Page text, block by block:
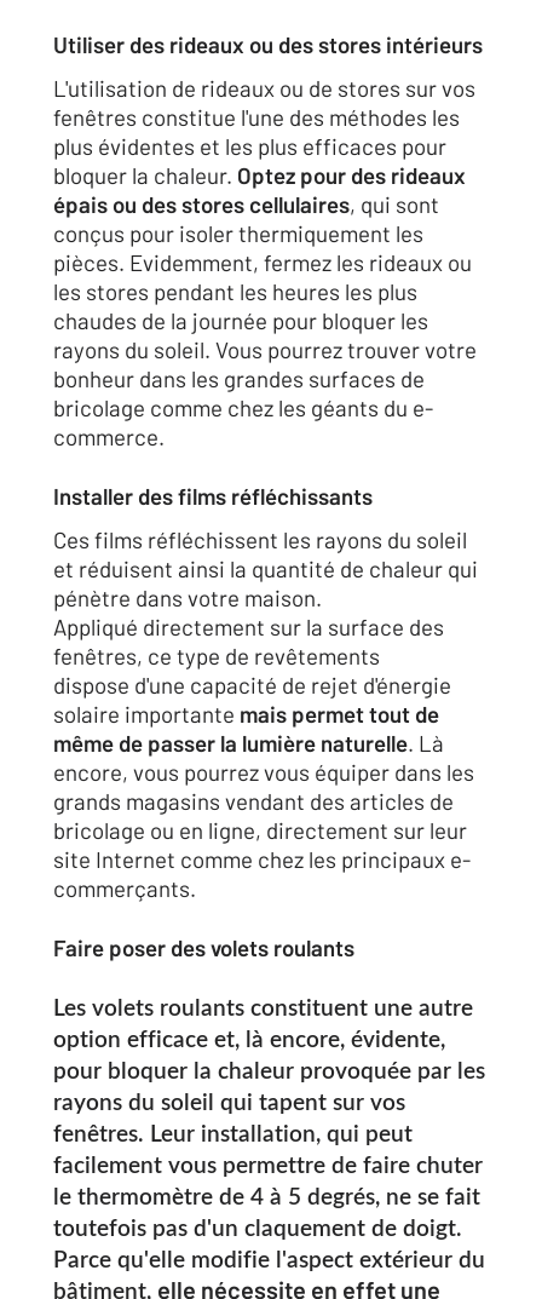
Utiliser des rideaux ou des stores intérieurs
L'utilisation de rideaux ou de stores sur vos
fenêtres constitue l'une des méthodes les
plus évidentes et les plus efficaces pour
bloquer la chaleur. Optez pour des rideaux
épais ou des stores cellulaires, qui sont
conçus pour isoler thermiquement les
pièces. Evidemment, fermez les rideaux ou
les stores pendant les heures les plus
chaudes de la journée pour bloquer les
rayons du soleil. Vous pourrez trouver votre
bonheur dans les grandes surfaces de
bricolage comme chez les géants du e-
commerce.
Installer des films réfléchissants
Ces films réfléchissent les rayons du soleil
et réduisent ainsi la quantité de chaleur qui
pénètre dans votre maison.
Appliqué directement sur la surface des
fenêtres, ce type de revêtements
dispose d'une capacité de rejet d'énergie
solaire importante mais permet tout de
même de passer la lumière naturelle. Là
encore, vous pourrez vous équiper dans les
grands magasins vendant des articles de
bricolage ou en ligne, directement sur leur
site Internet comme chez les principaux e-
commerçants.
Faire poser des volets roulants
Les volets roulants constituent une autre
option efficace et, là encore, évidente,
pour bloquer la chaleur provoquée par les
rayons du soleil qui tapent sur vos
fenêtres. Leur installation, qui peut
facilement vous permettre de faire chuter
le thermomètre de 4 à 5 degrés, ne se fait
toutefois pas d'un claquement de doigt.
Parce qu'elle modifie l'aspect extérieur du
bâtiment, elle nécessite en effet une